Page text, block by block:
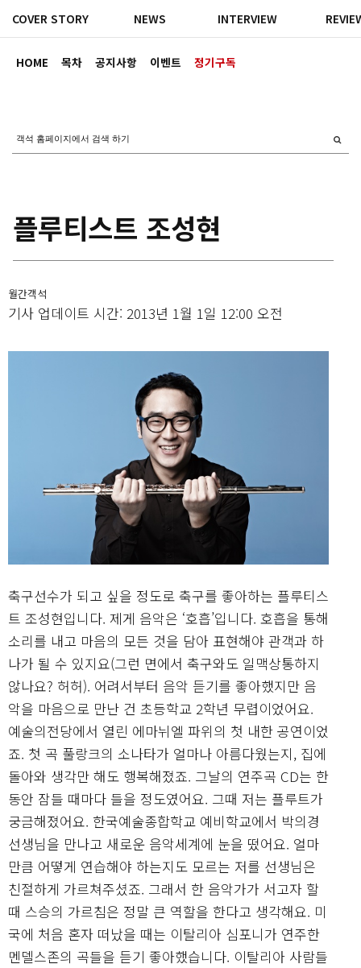
HOME 목차 공지사항 이벤트 정기구독
COVER STORY NEWS INTERVIEW
플루티스트 조성현
월간객석
기사 업데이트 시간: 2013년 1월 1일 12:00 오전
축구선수가 되고 싶을 정도로 축구를 좋아하는 플루티스
트 조성현입니다. 제게 음악은 ‘호흡’입니다. 호흡을 통해
소리를 내고 마음의 모든 것을 담아 표현해야 관객과 하
나가 될 수 있지요(그런 면에서 축구와도 일맥상통하지
않나요? 허허). 어려서부터 음악 듣기를 좋아했지만 음
악을 마음으로 만난 건 초등학교 2학년 무렵이었어요.
예술의전당에서 열린 에마뉘엘 파위의 첫 내한 공연이었
죠. 첫 곡 풀랑크의 소나타가 얼마나 아름다웠는지, 집에
돌아와 생각만 해도 행복해졌죠. 그날의 연주곡 CD는 한
동안 잠들 때마다 들을 정도였어요. 그때 저는 플루트가
궁금해졌어요. 한국예술종합학교 예비학교에서 박의경
선생님을 만나고 새로운 음악세계에 눈을 떴어요. 얼마
만큼 어떻게 연습해야 하는지도 모르는 저를 선생님은
친절하게 가르쳐주셨죠. 그래서 한 음악가가 서고자 할
때 스승의 가르침은 정말 큰 역할을 한다고 생각해요. 미
국에 처음 혼자 떠났을 때는 이탈리아 심포니가 연주한
멘델스존의 곡들을 듣기 좋아했습니다. 이탈리아 사람들